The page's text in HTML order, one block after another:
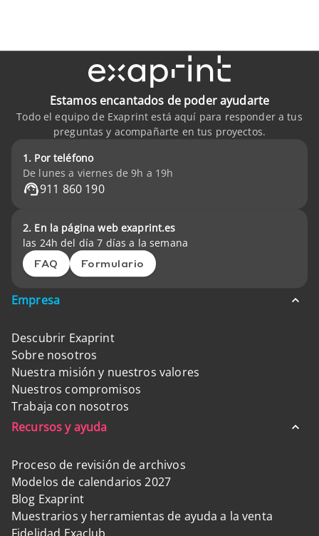
Estamos encantados de poder ayudarte
Todo el equipo de Exaprint está aquí para responder a tus
preguntas y acompañarte en tus proyectos.
1. Por teléfono
De lunes a viernes de 9h a 19h
911 860 190
2. En la página web exaprint.es
las 24h del día 7 días a la semana
FAQ Formulario
Empresa
Descubrir Exaprint
Sobre nosotros
Nuestra misión y nuestros valores
Nuestros compromisos
Trabaja con nosotros
Recursos y ayuda
Proceso de revisión de archivos
Modelos de calendarios 2027
Blog Exaprint
Muestrarios y herramientas de ayuda a la venta